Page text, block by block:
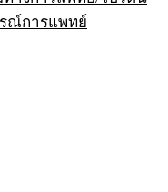
รณ์การแพทย์